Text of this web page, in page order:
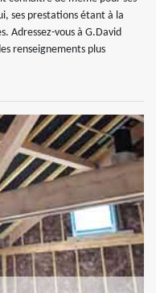
ses prestations étant à la
Adressez-vous à G.David
renseignements plus